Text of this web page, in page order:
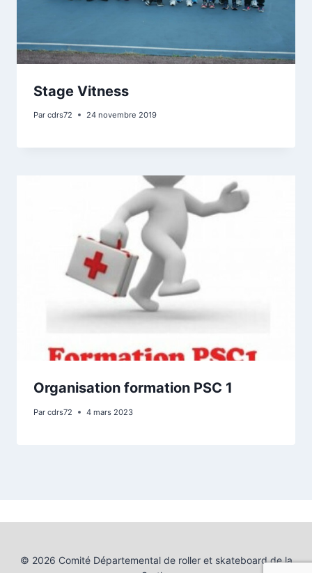
Stage Vitness
Par cdrs72 24 novembre 2019
Organisation formation PSC 1
Par cdrs72 4 mars 2023
© 2026 Comité Départemental de roller et skateboard de la